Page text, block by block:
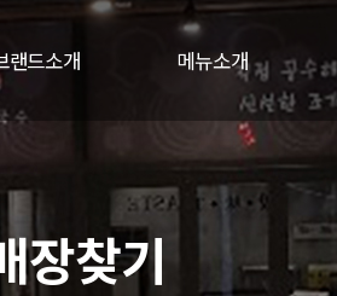
랜드소개
인테리어
아오시는길
메뉴소개
메뉴소개
장찾기